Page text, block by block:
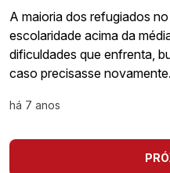
A maioria dos refugiados
escolaridade acima da
dificuldades que enfrenta,
caso precisasse
há 7 anos